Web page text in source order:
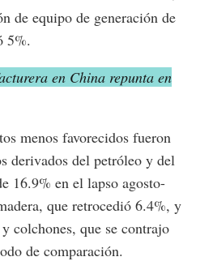
de equipo de generación de
5%.
en China repunta en
menos favorecidos fueron
derivados del petróleo y del
16.9% en el lapso agosto-
que retrocedió 6.4%, y
colchones, que se contrajo
de comparación.